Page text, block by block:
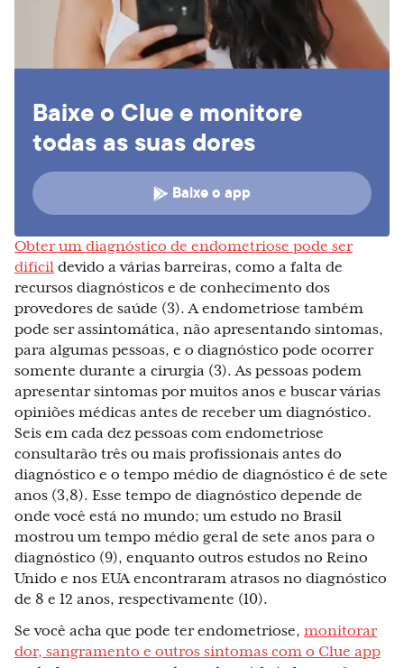
Baixe o Clue e monitore
todas as suas dores
Baixe o app
Obter um diagnóstico de endometriose pode ser
difícil devido a várias barreiras, como a falta de
recursos diagnósticos e de conhecimento dos
provedores de saúde (3). A endometriose também
pode ser assintomática, não apresentando sintomas,
para algumas pessoas, e o diagnóstico pode ocorrer
somente durante a cirurgia (3). As pessoas podem
apresentar sintomas por muitos anos e buscar várias
opiniões médicas antes de receber um diagnóstico.
Seis em cada dez pessoas com endometriose
consultarão três ou mais profissionais antes do
diagnóstico e o tempo médio de diagnóstico é de sete
anos (3,8). Esse tempo de diagnóstico depende de
onde você está no mundo; um estudo no Brasil
mostrou um tempo médio geral de sete anos para o
diagnóstico (9), enquanto outros estudos no Reino
Unido e nos EUA encontraram atrasos no diagnóstico
de 8 e 12 anos, respectivamente (10).
Se você acha que pode ter endometriose, monitorar
dor, sangramento e outros sintomas com o Clue app